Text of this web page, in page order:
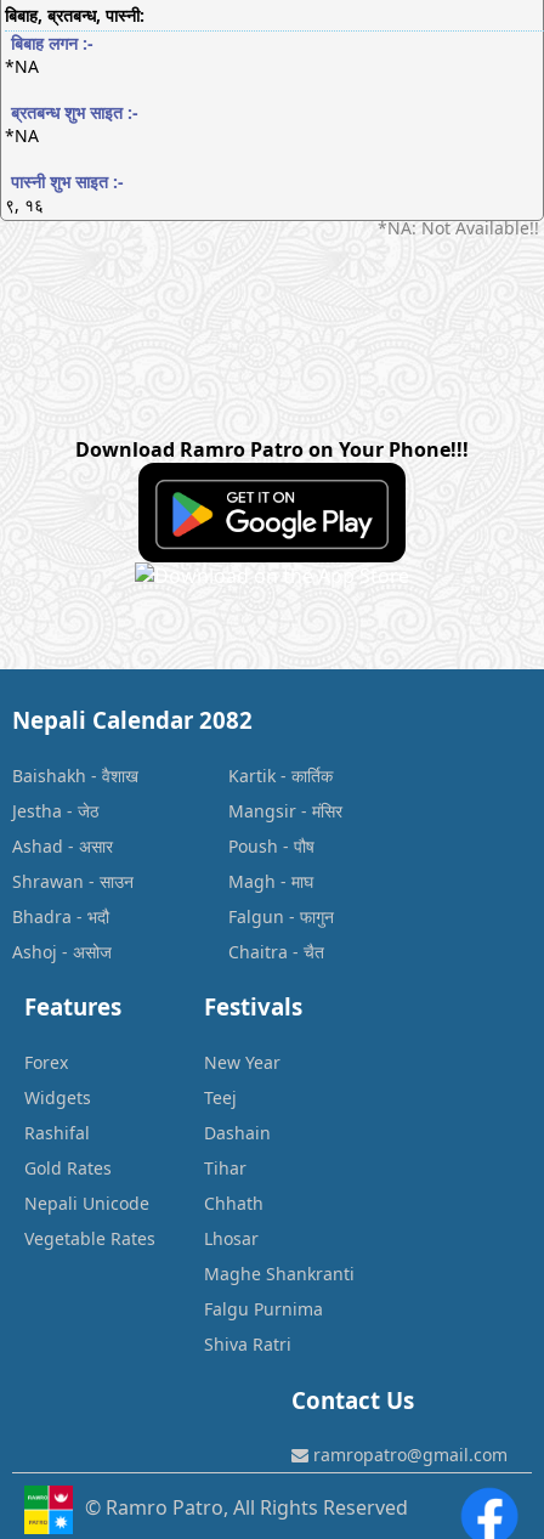
बिबाह, ब्रतबन्ध, पास्नी:
बिबाह लगन :-
*NA
ब्रतबन्ध शुभ साइत :-
*NA
पास्नी शुभ साइत :-
९, १६
*NA: Not Available!!
Download Ramro Patro on Your Phone!!!
Nepali Calendar 2082
Baishakh - वैशाख
Jestha - जेठ
Ashad - असार
Shrawan - साउन
Bhadra - भदौ
Ashoj - असोज
Kartik- कार्तिक
Mangsir- मंसिर
Poush - पौष
Magh - माघ
Falgun - फागुन
Chaitra - चैत
Features
Forex
Widgets
Rashifal
Gold Rates
Nepali Unicode
Vegetable Rates
Festivals
New Year
Teej
Dashain
Tihar
Chhath
Lhosar
Maghe Shankranti
Falgu Purnima
Shiva Ratri
Contact Us
ramropatro@gmail.com
© Ramro Patro, All Rights Reserved